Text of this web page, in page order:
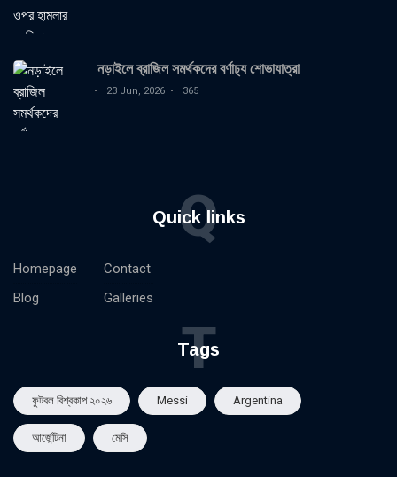
নড়াইলে ব্রাজিল সমর্থকদের বর্ণাঢ্য শোভাযাত্রা
23 Jun, 2026 365
Quick links
Q
Homepage
Blog
Contact
Galleries
Tags
T
ফুটবল বিশ্বকাপ ২০২৬ Messi Argentina
আর্জেন্টিনা মেসি